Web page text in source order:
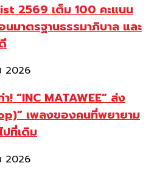
2569 เต็ม 100 คะแนน
มาตรฐานธรรมาภิบาล และ
2026
! “INC MATAWEE” ส่ง
เพลงของคนที่พยายาม
ที่เดิม
2026